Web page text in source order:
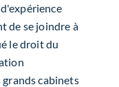
de se joindre à
le droit du
cabinets